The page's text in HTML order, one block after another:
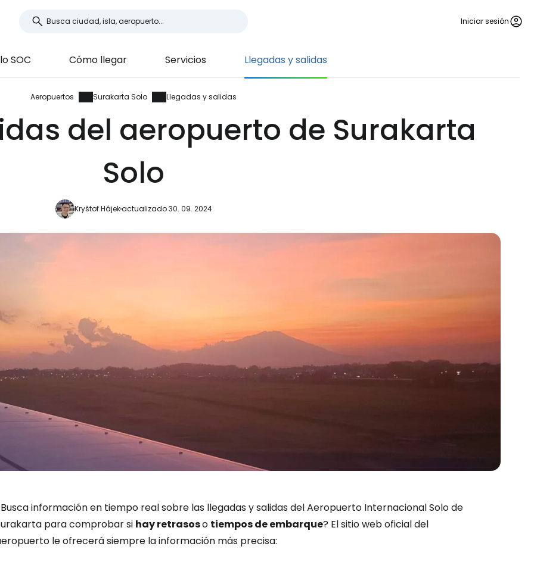
Iniciar sesión
SOC Cómo llegar Servicios Llegadas y salidas
Aeropuertos Surakarta Solo Llegadas y salidas
del aeropuerto de Surakarta
Solo
Kryštof Hájekactualizado 30. 09. 2024
información en tiempo real sobre las llegadas y salidas del Aeropuerto Internacional Solo de
para comprobar si hay retrasoso tiempos de embarque? El sitio web oficial del
le ofrecerá siempre la información más precisa:
Iniciar sesión en Cestee
... la comunidad mundial de viajeros
Continuar con Google